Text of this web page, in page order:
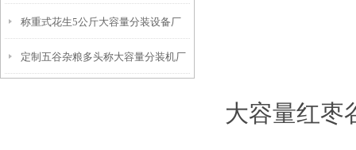
称重式花生5公斤大容量分装设备厂
家
定制五谷杂粮多头称大容量分装机厂
大容量红枣